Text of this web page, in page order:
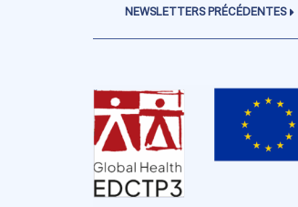
NEWSLETTERS PRÉCÉDENTES